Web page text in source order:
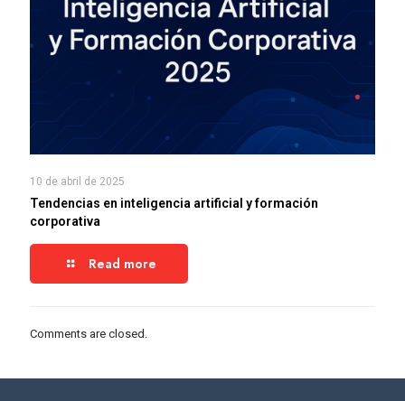
10 de abril de 2025
Tendencias en inteligencia artificial y formación
corporativa
Read more
Comments are closed.